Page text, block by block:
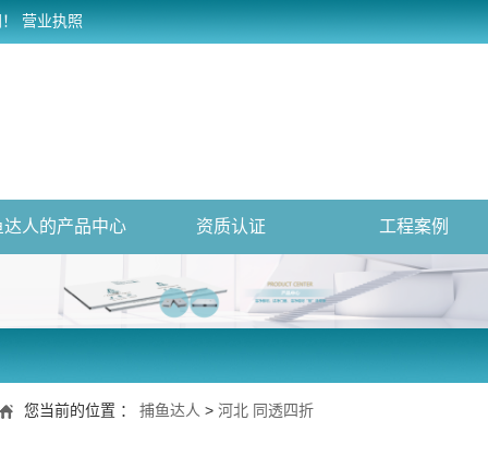
营业执照
达人的产品中心 资质认证 工程案例
您当前的位置 ： 捕鱼达人 > 河北 同透四折